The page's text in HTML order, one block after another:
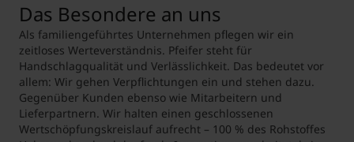
Das Besondere an uns
Als familiengeführtes Unternehmen pflegen wir ein
zeitloses Werteverständnis. Pfeifer steht für
Handschlagqualität und Verlässlichkeit. Das bedeutet vor
allem: Wir gehen Verpflichtungen ein und stehen dazu.
Gegenüber Kunden ebenso wie Mitarbeitern und
Lieferpartnern. Wir halten einen geschlossenen
Wertschöpfungskreislauf aufrecht – 100 % des Rohstoffes